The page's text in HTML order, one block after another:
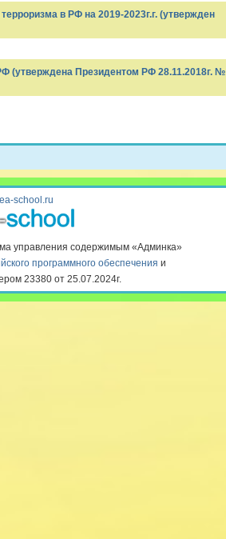
в РФ на 2019-2023г.г. (утвержден
(утверждена Президентом РФ 28.11.2018г. №
school.ru
управления содержимым «Админка»
программного обеспечения и
23380 от 25.07.2024г.